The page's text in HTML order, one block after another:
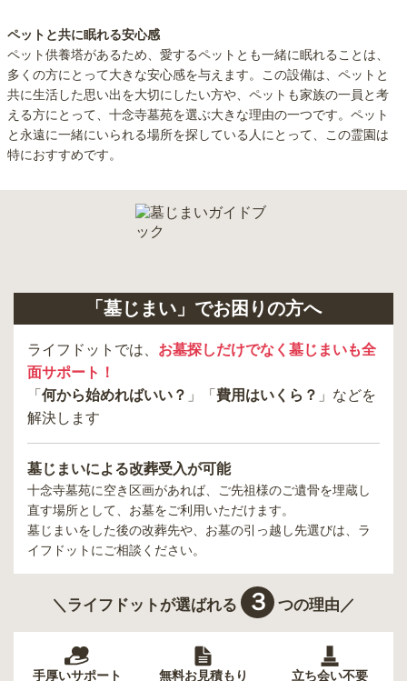
ペットと共に眠れる安心感
ペット供養塔があるため、愛するペットとも一緒に眠れることは、
多くの方にとって大きな安心感を与えます。この設備は、ペットと
共に生活した思い出を大切にしたい方や、ペットも家族の一員と考
える方にとって、十念寺墓苑を選ぶ大きな理由の一つです。ペット
と永遠に一緒にいられる場所を探している人にとって、この霊園は
特におすすめです。
「墓じまい」でお困りの方へ
ライフドットでは、 お墓探しだけでなく墓じまいも全
面サポート！
「 何から始めればいい？ 」「 費用はいくら？ 」などを
解決します
墓じまいによる改葬受入が可能
十念寺墓苑に空き区画があれば、ご先祖様のご遺骨を埋蔵し
直す場所として、お墓をご利用いただけます。
墓じまいをした後の改葬先や、お墓の引っ越し先選びは、ラ
イフドットにご相談ください。
＼ライフドットが選ばれる ３ つの理由／
手厚いサポート 無料お見積もり 立ち会い不要